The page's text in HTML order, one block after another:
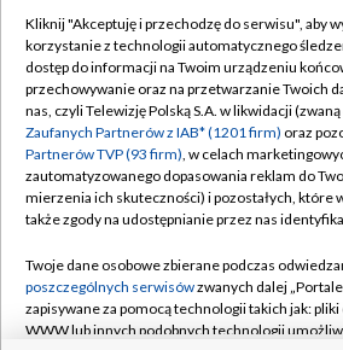
TVP
Abonament TVP
Emisja w TVP
Centrum informacji TVP
Naziemna Telewizja Cyfrowa
Rada Programowa
System NOS
Regulamin TVP
Polityka
Moje zgody
Pomoc
Kontakt
Kliknij "Akceptuję i przechodzę do serwisu", aby
korzystanie z technologii automatycznego
dostęp do informacji na Twoim urządzeniu
przechowywanie oraz na przetwarzanie Twoich
nas, czyli Telewizję Polską S.A. w likwidacji
Zaufanych Partnerów z IAB* (1201 firm) oraz
Partnerów TVP (93 firm), w celach
zautomatyzowanego dopasowania reklam do
mierzenia ich skuteczności) i pozostałych, które
także zgody na udostępnianie przez nas
Twoje dane osobowe zbierane podczas
poszczególnych serwisówzwanych dalej
zapisywane za pomocą technologii takich jak:
WWW lub innych podobnych technologii